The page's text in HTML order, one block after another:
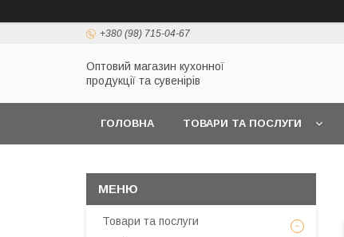
+380 (98) 715-04-67
Оптовий магазин кухонної
продукції та сувенірів
ГОЛОВНА ТОВАРИ ТА ПОСЛУГИ
Товари та послуги